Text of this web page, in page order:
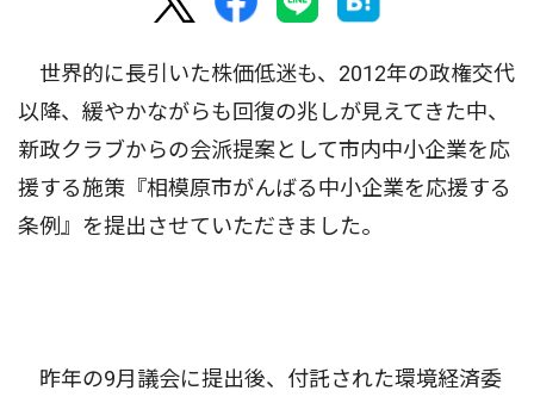
世界的に長引いた株価低迷も、2012年の政権交代
以降、緩やかながらも回復の兆しが見えてきた中、
新政クラブからの会派提案として市内中小企業を応
援する施策『相模原市がんばる中小企業を応援する
条例』を提出させていただきました。
昨年の9月議会に提出後、付託された環境経済委